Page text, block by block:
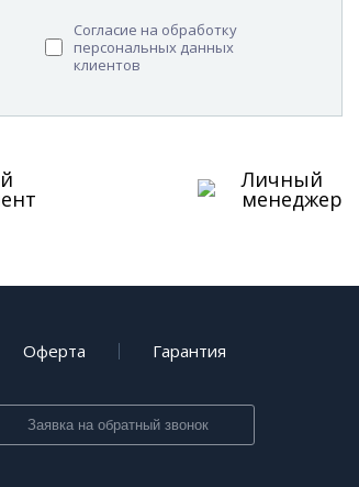
Согласие на обработку
персональных данных
клиентов
Личный
менеджер
Оферта Гарантия
Заявка на обратный звонок